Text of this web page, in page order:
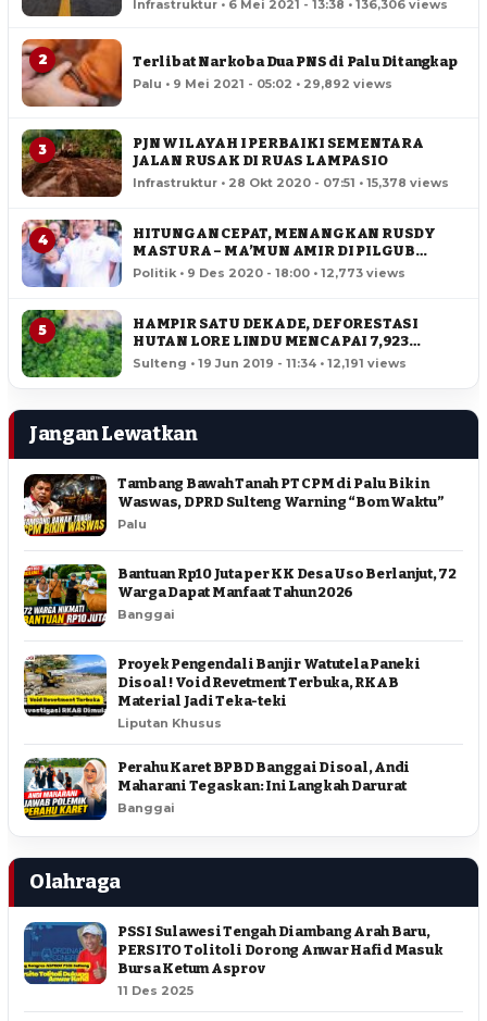
Infrastruktur • 6 Mei 2021 - 13:38 • 136,306 views
2 Terlibat Narkoba Dua PNS di Palu Ditangkap
Palu • 9 Mei 2021 - 05:02 • 29,892 views
3
PJN WILAYAH I PERBAIKI SEMENTARA
JALAN RUSAK DI RUAS LAMPASIO
Infrastruktur • 28 Okt 2020 - 07:51 • 15,378 views
4
HITUNGAN CEPAT, MENANGKAN RUSDY
MASTURA – MA’MUN AMIR DI PILGUB
SULTENG
Politik • 9 Des 2020 - 18:00 • 12,773 views
5
HAMPIR SATU DEKADE, DEFORESTASI
HUTAN LORE LINDU MENCAPAI 7,923
HEKTAR
Sulteng • 19 Jun 2019 - 11:34 • 12,191 views
Jangan Lewatkan
Tambang Bawah Tanah PT CPM di Palu Bikin
Waswas, DPRD Sulteng Warning “Bom Waktu”
Palu
Bantuan Rp10 Juta per KK Desa Uso Berlanjut, 72
Warga Dapat Manfaat Tahun 2026
Banggai
Proyek Pengendali Banjir Watutela Paneki
Disoal ! Void Revetment Terbuka, RKAB
Material Jadi Teka-teki
Liputan Khusus
Perahu Karet BPBD Banggai Disoal, Andi
Maharani Tegaskan: Ini Langkah Darurat
Banggai
Olahraga
PSSI Sulawesi Tengah Diambang Arah Baru,
PERSITO Tolitoli Dorong Anwar Hafid Masuk
Bursa Ketum Asprov
11 Des 2025